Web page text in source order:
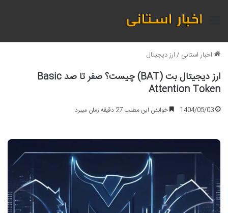
منو
اخبار استانی /ارز دیجیتال
ارز دیجیتال بت (BAT) چیست؟ صفر تا صد Basic
Attention Token
1404/05/03 خواندن این مطلب 27 دقیقه زمان میبرد